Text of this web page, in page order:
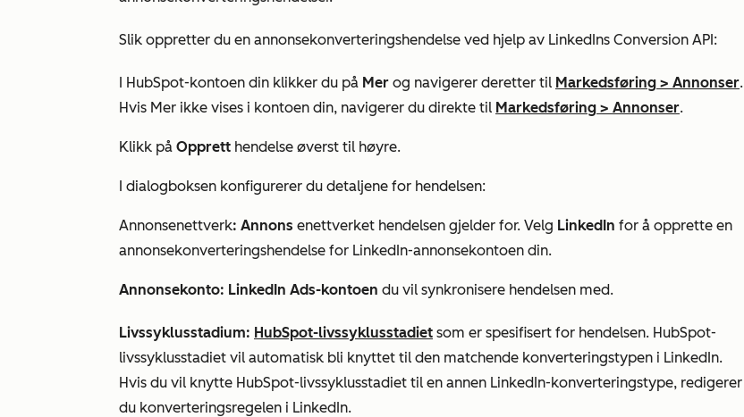
Slik oppretter du en annonsekonverteringshendelse ved hjelp av LinkedIns Conversion API:
I HubSpot-kontoen din klikker du på Mer og navigerer deretter til Markedsføring > Annonser.
Hvis Mer ikke vises i kontoen din, navigerer du direkte til Markedsføring > Annonser.
Klikk på Opprett hendelse øverst til høyre.
I dialogboksen konfigurerer du detaljene for hendelsen:
Annonsenettverk: Annons enettverket hendelsen gjelder for. Velg LinkedIn for å opprette en
annonsekonverteringshendelse for LinkedIn-annonsekontoen din.
Annonsekonto: LinkedIn Ads-kontoen du vil synkronisere hendelsen med.
Livssyklusstadium: HubSpot-livssyklusstadiet som er spesifisert for hendelsen. HubSpot-
livssyklusstadiet vil automatisk bli knyttet til den matchende konverteringstypen i LinkedIn.
Hvis du vil knytte HubSpot-livssyklusstadiet til en annen LinkedIn-konverteringstype, redigerer
du konverteringsregelen i LinkedIn.